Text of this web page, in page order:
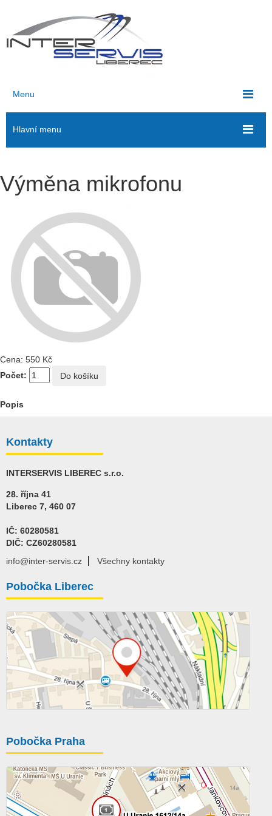
Menu
Hlavní menu
Výměna mikrofonu
Cena: 550 Kč
Počet:
Popis
Kontakty
INTERSERVIS LIBEREC s.r.o.
28. října 41
Liberec 7, 460 07
IČ: 60280581
DIČ: CZ60280581
info@inter-servis.cz
Všechny kontakty
Pobočka Liberec
Pobočka Praha